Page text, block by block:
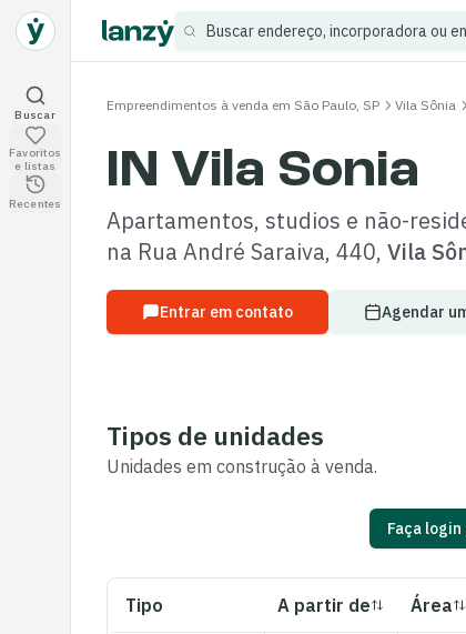
BuscarBuscar empreendimentos
Favoritos
e listas
Empreendimentos salvos
RecentesVisitados recentemente
Buscar endereço, incorporadora ou
Empreendimentos à venda em São Paulo, SP Vila Sônia
IN Vila Sonia
Apartamentos, studios e não-
na Rua André Saraiva, 440, Vila
Entrar em contato Agendar
Tipos de unidades
Unidades em construção à venda.
Faça
Tipo A partir de Área